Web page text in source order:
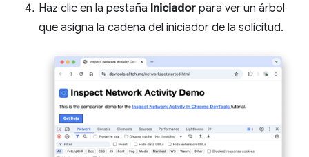
Haz clic en la pestaña Iniciador para ver un árbol
que asigna la cadena del iniciador de la solicitud.